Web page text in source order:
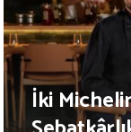
İki